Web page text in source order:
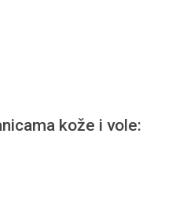
kože i vole: